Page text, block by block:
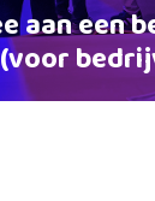
aan een
(voor